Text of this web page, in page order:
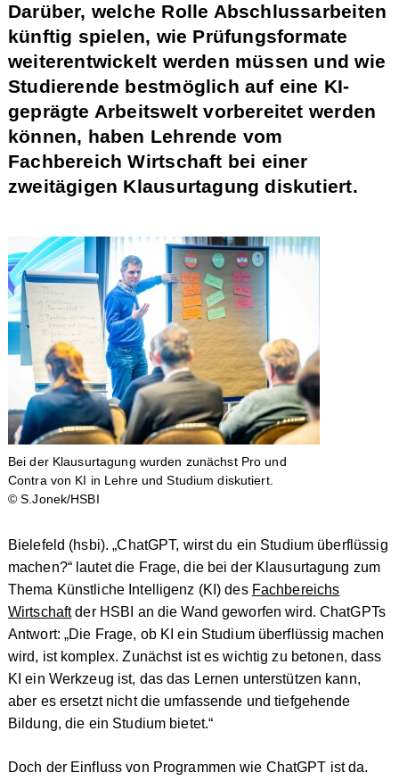
Darüber, welche Rolle Abschlussarbeiten
künftig spielen, wie Prüfungsformate
weiterentwickelt werden müssen und wie
Studierende bestmöglich auf eine KI-
geprägte Arbeitswelt vorbereitet werden
können, haben Lehrende vom
Fachbereich Wirtschaft bei einer
zweitägigen Klausurtagung diskutiert.
Bei der Klausurtagung wurden zunächst Pro und
Contra von KI in Lehre und Studium diskutiert.
© S.Jonek/HSBI
Bielefeld (hsbi). „ChatGPT, wirst du ein Studium überflüssig
machen?“ lautet die Frage, die bei der Klausurtagung zum
Thema Künstliche Intelligenz (KI) des Fachbereichs
Wirtschaftder HSBI an die Wand geworfen wird. ChatGPTs
Antwort: „Die Frage, ob KI ein Studium überflüssig machen
wird, ist komplex. Zunächst ist es wichtig zu betonen, dass
KI ein Werkzeug ist, das das Lernen unterstützen kann,
aber es ersetzt nicht die umfassende und tiefgehende
Bildung, die ein Studium bietet.“
Doch der Einfluss von Programmen wie ChatGPT ist da.